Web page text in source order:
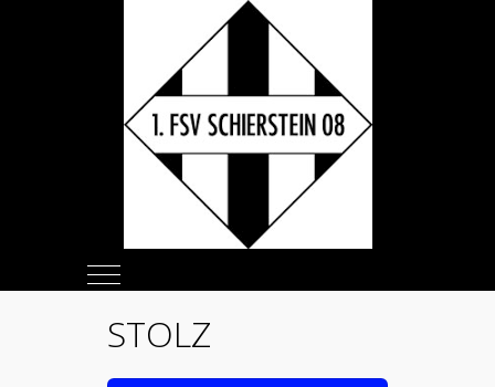
Mobile Menu Toggle
STOLZ